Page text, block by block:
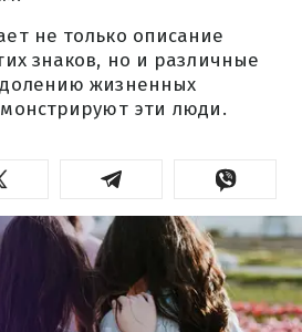
не только описание
знаков, но и различные
жизненных
эти люди.